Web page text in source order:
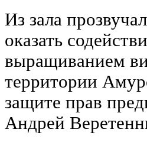
Из зала
оказать
выращиванием
территории
защите прав
Андрей